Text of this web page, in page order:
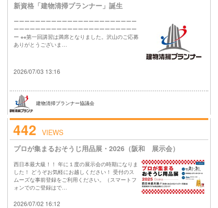
新資格「建物清掃プランナー」誕生
ーーーーーーーーーーーーーーーーーーーーーーー
ーーーーーーーーーーーーーーーーーーーーーーー
ー ※※第一回講習は満席となりました。沢山のご応募
ありがとうございま…
2026/07/03 13:16
建物清掃プランナー協議会
442 VIEWS
プロが集まるおそうじ用品展・2026（阪和 展示会）
西日本最大級！！ 年に１度の展示会の時期になりま
した！ どうぞお気軽にお越しください！ 受付のス
ムーズな事前登録をご利用ください。（スマートフ
ォンでのご登録はで…
2026/07/02 16:12